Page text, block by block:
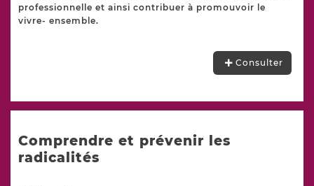
professionnelle et ainsi contribuer à promouvoir le
vivre- ensemble.
Consulter
Comprendre et prévenir les
radicalités